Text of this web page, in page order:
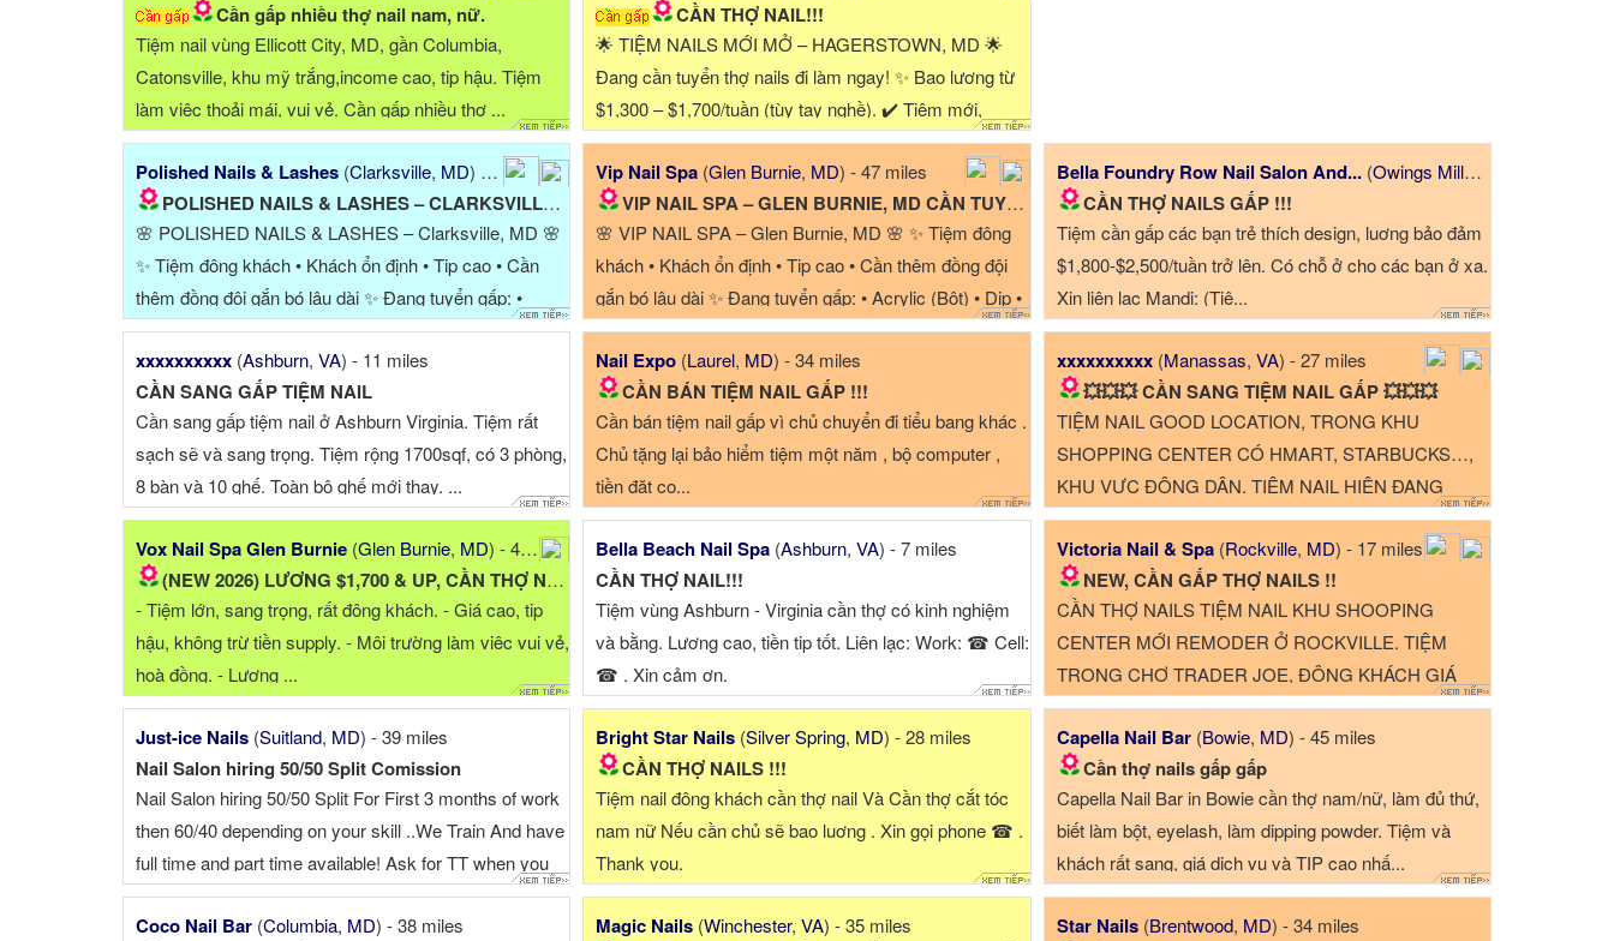
Cần gấp nhiều thợ nail nam, nữ.
Tiệm nail vùng Ellicott City, MD, gần Columbia,
Catonsville, khu mỹ trắng,income cao, tip hậu. Tiệm
làm việc thoải mái, vui vẻ. Cần gấp nhiều thợ ...
CẦN THỢ NAIL!!!
🌟 TIỆM NAILS MỚI MỞ – HAGERSTOWN, MD 🌟
Đang cần tuyển thợ nails đi làm ngay! ✨ Bao lương từ
$1,300 – $1,700/tuần (tùy tay nghề). ✔️ Tiệm mới,
không gian đẹp, sạch sẽ, ...
Polished Nails & Lashes (Clarksville, MD) - 32 miles
POLISHED NAILS & LASHES – CLARKSVILLE, MD CẦN TUYỂN...
🌸 POLISHED NAILS & LASHES – Clarksville, MD 🌸
✨ Tiệm đông khách • Khách ổn định • Tip cao • Cần
thêm đồng đội gắn bó lâu dài ✨ Đang tuyển gấp: •
Acrylic (Bột) • Dip • Gel-X • Manicure & ...
Vip Nail Spa (Glen Burnie, MD) - 47 miles
VIP NAIL SPA – GLEN BURNIE, MD CẦN TUYỂN THỢ NAIL
🌸 VIP NAIL SPA – Glen Burnie, MD 🌸 ✨ Tiệm đông
khách • Khách ổn định • Tip cao • Cần thêm đồng đội
gắn bó lâu dài ✨ Đang tuyển gấp: • Acrylic (Bột) • Dip •
Gel-X • ...
Bella Foundry Row Nail Salon And... (Owings Mills ,
CẦN THỢ NAILS GẤP !!!
Tiệm cần gấp các bạn trẻ thích design, luơng bảo đảm
$1,800-$2,500/tuần trở lên. Có chỗ ở cho các bạn ở xa.
Xin liên lạc Mandi: (Tiệ...
xxxxxxxxxx (Ashburn, VA) - 11 miles
CẦN SANG GẤP TIỆM NAIL
Cần sang gấp tiệm nail ở Ashburn Virginia. Tiệm rất
sạch sẽ và sang trọng. Tiệm rộng 1700sqf, có 3 phòng,
8 bàn và 10 ghế. Toàn bộ ghế mới thay. ...
Nail Expo (Laurel, MD) - 34 miles
CẦN BÁN TIỆM NAIL GẤP !!!
Cần bán tiệm nail gấp vì chủ chuyển đi tiểu bang khác .
Chủ tặng lại bảo hiểm tiệm một năm , bộ computer ,
tiền đặt cọ...
xxxxxxxxxx (Manassas, VA) - 27 miles
💥💥💥 CẦN SANG TIỆM NAIL GẤP 💥💥💥
TIỆM NAIL GOOD LOCATION, TRONG KHU
SHOPPING CENTER CÓ HMART, STARBUCKS…,
KHU VỰC ĐÔNG DÂN. TIỆM NAIL HIỆN ĐANG
HOẠT ĐỘNG TỐT TRÊN 18 NĂM, CÓ LƯỢNG
KHÁCH ỔN ĐỊNH. ...
Vox Nail Spa Glen Burnie (Glen Burnie, MD) - 49 miles
(NEW 2026) LƯƠNG $1,700 & UP, CẦN THỢ NAIL GẤP
- Tiệm lớn, sang trọng, rất đông khách. - Giá cao, tip
hậu, không trừ tiền supply. - Môi trường làm viêc vui vẻ,
hoà đồng. - Lương ...
Bella Beach Nail Spa (Ashburn,VA) - 7 miles
CẦN THỢ NAIL!!!
Tiệm vùng Ashburn - Virginia cần thợ có kinh nghiệm
và bằng. Lương cao, tiền tip tốt. Liên lạc: Work: ☎ Cell:
☎ . Xin cảm ơn.
Victoria Nail & Spa (Rockville, MD) - 17 miles
NEW, CẦN GẤP THỢ NAILS !!
CẦN THỢ NAILS TIỆM NAIL KHU SHOOPING
CENTER MỚI REMODER Ở ROCKVILLE. TIỆM
TRONG CHỢ TRADER JOE, ĐÔNG KHÁCH GIÁ
CAO, TIỀN TIPS NHIỀU. CẦN GẤP THỢ NAILS BIẾT
LÀM ...
Just-ice Nails (Suitland, MD) - 39 miles
Nail Salon hiring 50/50 Split Comission
Nail Salon hiring 50/50 Split For First 3 months of work
then 60/40 depending on your skill ..We Train And have
full time and part time available! Ask for TT when you
call ☎ We open from 10am-9pm We have dayshift ...
Bright Star Nails (Silver Spring, MD) - 28 miles
CẦN THỢ NAILS !!!
Tiệm nail đông khách cần thợ nail Và Cần thợ cắt tóc
nam nữ Nếu cần chủ sẽ bao luơng . Xin gọi phone ☎ .
Thank you.
Capella Nail Bar (Bowie, MD) - 45 miles
Cần thợ nails gấp gấp️️️
Capella Nail Bar in Bowie cần thợ nam/nữ, làm đủ thứ,
biết làm bột, eyelash, làm dipping powder. Tiệm và
khách rất sang, giá dịch vụ và TIP cao nhấ...
Coco Nail Bar (Columbia, MD) - 38 miles Magic Nails (Winchester,VA) - 35 miles Star Nails (Brentwood, MD) - 34 miles